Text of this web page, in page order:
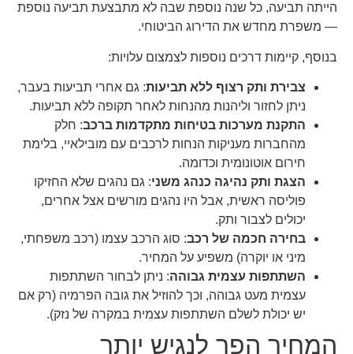
הייתה תביעה, כל שנה נוספת שבה לא מתבצעת תביעה נוספת
— משפרת מחדש את הדירוג הביטוחי.
בנוסף, קיימות דרכים נוספות לצמצום עלויות:
צבירת ותק רצוף ללא תביעות: גם אחרי תביעות בעבר,
ניתן לחזור וליהנות מהנחות לאחר תקופה ללא תביעות.
התקנת מערכות בטיחות מתקדמות ברכב: חלק
מהחברות מעניקות הנחות לרכבים עם מובילאיי, בלימת
חירום אוטונומית וכדומה.
הצגת ותק נהיגה כנהג משני: גם נהגים שלא החזיקו
פוליסה ראשית, אבל היו נהגים מורשים אצל אחרים,
יכולים לצבור ותק.
בחירה חכמה של רכב: סוג הרכב עצמו (רכב משפחתי,
מיני או יוקרה) משפיע על המחיר.
השתתפות עצמית גבוהה: ניתן לבחור השתתפות
עצמית מעט גבוהה, וכך להוזיל את גובה הפרמיה (רק אם
יש יכולת לשלם השתתפות עצמית במקרה של נזק).
המחיר הפך לנגיש יותר